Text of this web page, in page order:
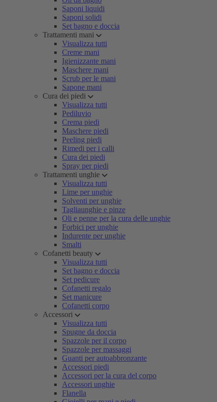
Saponi liquidi
Saponi solidi
Set bagno e doccia
Trattamenti mani
Visualizza tutti
Creme mani
Igienizzante mani
Maschere mani
Scrub per le mani
Sapone mani
Cura dei piedi
Visualizza tutti
Pediluvio
Crema piedi
Maschere piedi
Peeling piedi
Rimedi per i calli
Cura dei piedi
Spray per piedi
Trattamenti unghie
Visualizza tutti
Lime per unghie
Solventi per unghie
Tagliaunghie e pinze
Oli e penne per la cura delle unghie
Forbici per unghie
Indurente per unghie
Smalti
Cofanetti beauty
Visualizza tutti
Set bagno e doccia
Set pedicure
Cofanetti regalo
Set manicure
Cofanetti corpo
Accessori
Visualizza tutti
Spugne da doccia
Spazzole per il corpo
Spazzole per massaggi
Guanti per autoabbronzante
Accessori piedi
Accessori per la cura del corpo
Accessori unghie
Flanella